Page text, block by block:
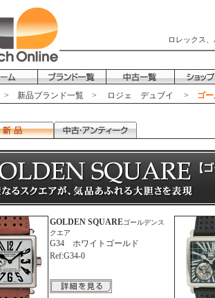
ロレックス
> 新品ブランド一覧 > ロジェ デュブイ > ゴ
GOLDEN SQUAREゴールデンス
クエア
G34 ホワイトゴールド
Ref:G34-0